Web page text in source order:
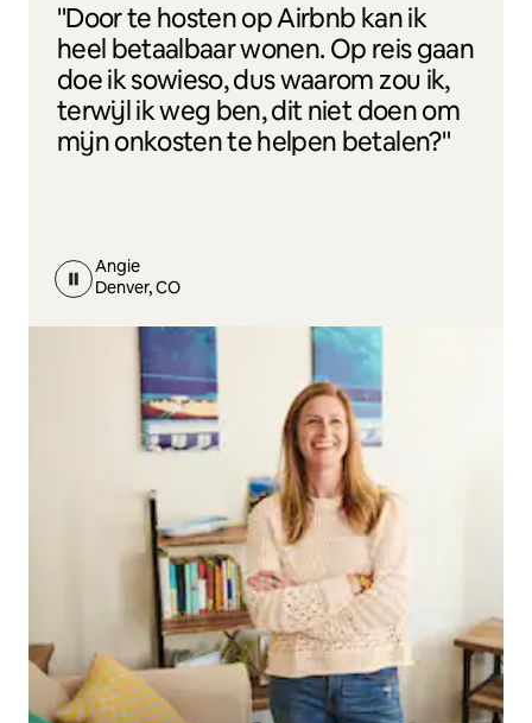
"Door te hosten op Airbnb kan ik
heel betaalbaar wonen. Op reis gaan
doe ik sowieso, dus waarom zou ik,
terwijl ik weg ben, dit niet doen om
mijn onkosten te helpen betalen?"
Angie
Denver, CO